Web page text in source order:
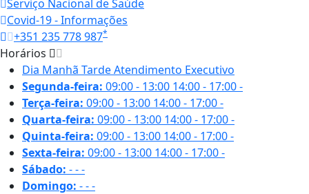
Serviço Nacional de Saúde
Covid-19 - Informações
+351 235 778 987*
Horários
Dia Manhã TardeAtendimento Executivo
Segunda-feira: 09:00 - 13:00 14:00 - 17:00-
Terça-feira: 09:00 - 13:00 14:00 - 17:00-
Quarta-feira: 09:00 - 13:00 14:00 - 17:00-
Quinta-feira: 09:00 - 13:00 14:00 - 17:00-
Sexta-feira: 09:00 - 13:00 14:00 - 17:00-
Sábado: ---
Domingo: ---